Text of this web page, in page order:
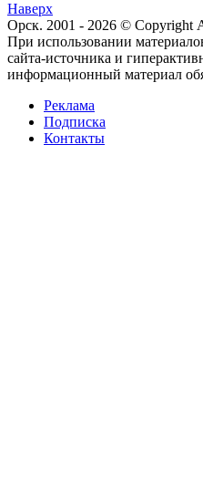
Наверх
Орск. 2001 - 2026 © Copyright
При использовании
сайта-источника и
информационный материал
Реклама
Подписка
Контакты